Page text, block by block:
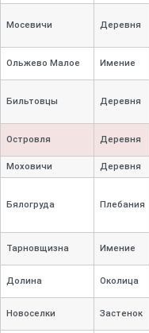
Мосевичи Деревня
Ольжево Малое Имение
Бильтовцы Деревня
Островля Деревня
Моховичи Деревня
Бялогруда Плебания
Тарновщизна Имение
Долина Околица
Новоселки Застенок